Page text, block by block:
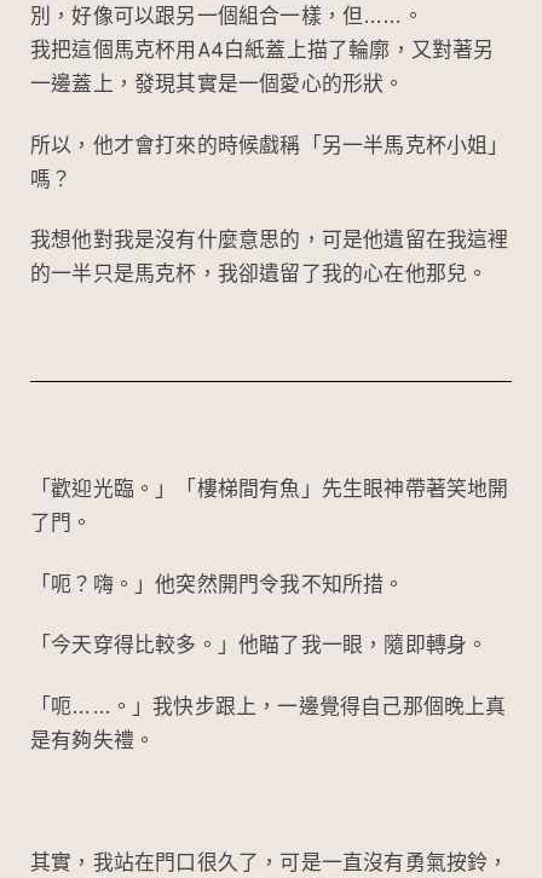
別，好像可以跟另一個組合一樣，但……。
我把這個馬克杯用A4白紙蓋上描了輪廓，又對著另
一邊蓋上，發現其實是一個愛心的形狀。
所以，他才會打來的時候戲稱「另一半馬克杯小姐」
嗎？
我想他對我是沒有什麼意思的，可是他遺留在我這裡
的一半只是馬克杯，我卻遺留了我的心在他那兒。
「歡迎光臨。」「樓梯間有魚」先生眼神帶著笑地開
了門。
「呃？嗨。」他突然開門令我不知所措。
「今天穿得比較多。」他瞄了我一眼，隨即轉身。
「呃……。」我快步跟上，一邊覺得自己那個晚上真
是有夠失禮。
其實，我站在門口很久了，可是一直沒有勇氣按鈴，